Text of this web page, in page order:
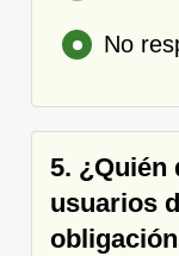
No
5. ¿Quién
usuarios